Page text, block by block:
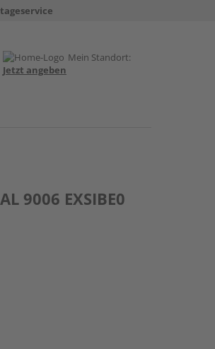
Mein Standort:
Jetzt angeben
9006 EXSIBE0